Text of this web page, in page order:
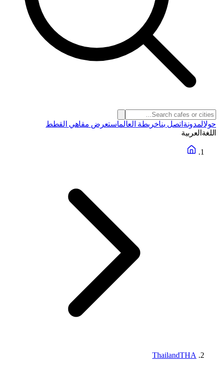
حولالمدونة اتصل بناخريطة العالماستعرض مقاهي القطط
اللغة العربية
ThailandTHA